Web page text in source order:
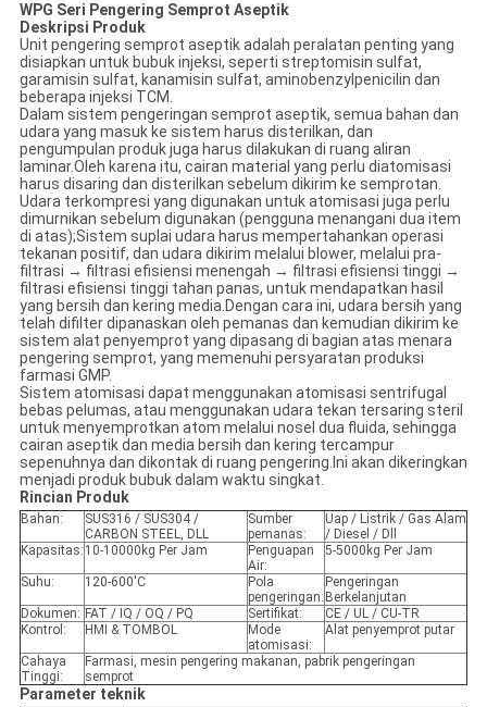
WPG Seri Pengering Semprot Aseptik
Deskripsi Produk
Unit pengering semprot aseptik adalah peralatan penting yang
disiapkan untuk bubuk injeksi, seperti streptomisin sulfat,
garamisin sulfat, kanamisin sulfat, aminobenzylpenicilin dan
beberapa injeksi TCM.
Dalam sistem pengeringan semprot aseptik, semua bahan dan
udara yang masuk ke sistem harus disterilkan, dan
pengumpulan produk juga harus dilakukan di ruang aliran
laminar.Oleh karena itu, cairan material yang perlu diatomisasi
harus disaring dan disterilkan sebelum dikirim ke semprotan.
Udara terkompresi yang digunakan untuk atomisasi juga perlu
dimurnikan sebelum digunakan (pengguna menangani dua item
di atas);Sistem suplai udara harus mempertahankan operasi
tekanan positif, dan udara dikirim melalui blower, melalui pra-
filtrasi → filtrasi efisiensi menengah → filtrasi efisiensi tinggi →
filtrasi efisiensi tinggi tahan panas, untuk mendapatkan hasil
yang bersih dan kering media.Dengan cara ini, udara bersih yang
telah difilter dipanaskan oleh pemanas dan kemudian dikirim ke
sistem alat penyemprot yang dipasang di bagian atas menara
pengering semprot, yang memenuhi persyaratan produksi
farmasi GMP.
Sistem atomisasi dapat menggunakan atomisasi sentrifugal
bebas pelumas, atau menggunakan udara tekan tersaring steril
untuk menyemprotkan atom melalui nosel dua fluida, sehingga
cairan aseptik dan media bersih dan kering tercampur
sepenuhnya dan dikontak di ruang pengering.Ini akan dikeringkan
menjadi produk bubuk dalam waktu singkat.
Rincian Produk
Bahan:
SUS316 / SUS304 /
CARBON STEEL, DLL
Sumber
pemanas:
Uap / Listrik / Gas Alam
/ Diesel / Dll
Kapasitas: 10-10000kg Per Jam
Penguapan
Air:
5-5000kg Per Jam
Suhu: 120-600'C
Pola
pengeringan:
Pengeringan
Berkelanjutan
Dokumen: FAT / IQ / OQ / PQ Sertifikat:
CE / UL / CU-TR
Kontrol:
HMI & TOMBOL
Mode
atomisasi:
Alat penyemprot putar
Cahaya
Tinggi:
Farmasi, mesin pengering makanan, pabrik pengeringan
semprot
Parameter teknik